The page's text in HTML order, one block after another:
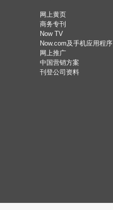
网上黄页
商务专刊
Now TV
Now.com及手机应用程序
网上推广
中国营销方案
刊登公司资料